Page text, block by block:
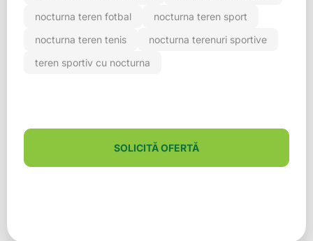
nocturna teren fotbal
nocturna teren sport
nocturna teren tenis
nocturna terenuri sportive
teren sportiv cu nocturna
SOLICITĂ OFERTĂ